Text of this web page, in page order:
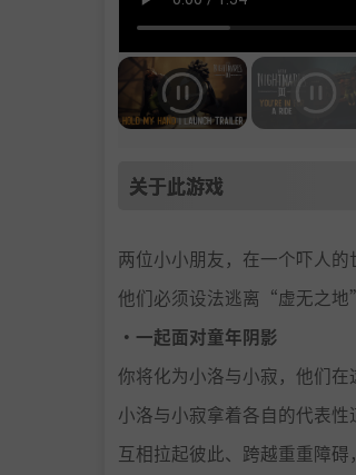
关于此游戏
两位小小朋友，在一个吓人
他们必须设法逃离“虚无之地
・一起面对童年阴影
你将化为小洛与小寂，他们在
小洛与小寂拿着各自的代表
互相拉起彼此、跨越重重障碍